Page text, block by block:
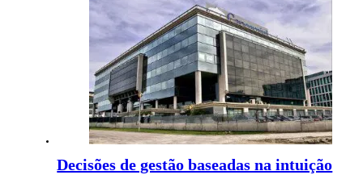
Decisões de gestão baseadas na intuição